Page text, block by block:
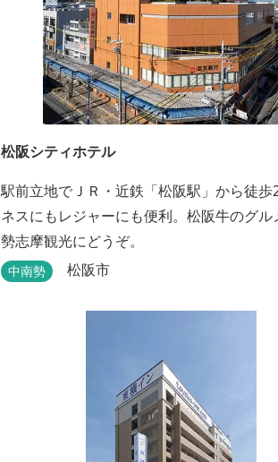
松阪シティホテル
駅前立地でＪＲ・近鉄「松阪駅」から徒歩
ネスにもレジャーにも便利。松阪牛のグル
勢志摩観光にどうぞ。
中南勢 松阪市